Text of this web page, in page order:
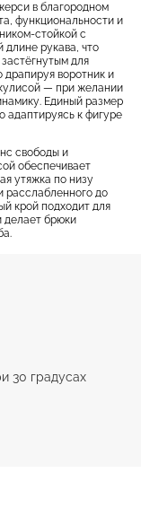
в благородном
функциональности и
стойкой с
длине рукава, что
для
драпируя воротник и
— при желании
Единый размер
адаптируясь к фигуре
свободы и
обеспечивает
утяжка по низу
расслабленного до
крой подходит для
делает брюки
30 градусах